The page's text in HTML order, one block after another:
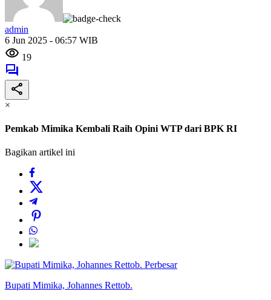
admin
6 Jun 2025 - 06:57 WIB
19
×
Pemkab Mimika Kembali Raih Opini WTP dari BPK RI
Bagikan artikel ini
Perbesar
Bupati Mimika, Johannes Rettob.